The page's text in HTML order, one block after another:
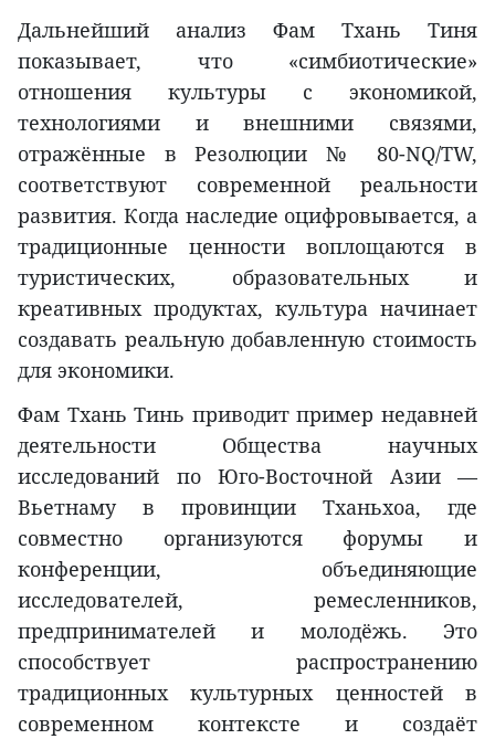
Дальнейший анализ Фам Тхань Тиня
показывает, что «симбиотические»
отношения культуры с экономикой,
технологиями и внешними связями,
отражённые в Резолюции № 80-NQ/TW,
соответствуют современной реальности
развития. Когда наследие оцифровывается, а
традиционные ценности воплощаются в
туристических, образовательных и
креативных продуктах, культура начинает
создавать реальную добавленную стоимость
для экономики.
Фам Тхань Тинь приводит пример недавней
деятельности Общества научных
исследований по Юго-Восточной Азии —
Вьетнаму в провинции Тханьхоа, где
совместно организуются форумы и
конференции, объединяющие
исследователей, ремесленников,
предпринимателей и молодёжь. Это
способствует распространению
традиционных культурных ценностей в
современном контексте и создаёт